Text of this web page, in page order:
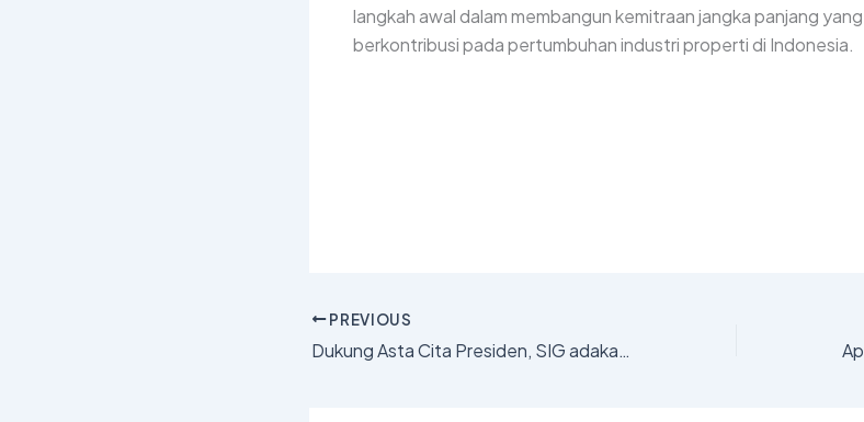
langkah awal dalam membangun kemitraan jangka panjang
berkontribusi pada pertumbuhan industri properti di Indonesia.
PREVIOUS
Dukung Asta Cita Presiden, SIG adakan Rapat Kerja Komunikasi 2025